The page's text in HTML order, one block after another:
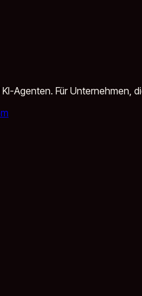
Agenten. Für Unternehmen,